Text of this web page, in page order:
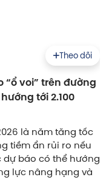
Theo dõi
voi” trên đường
tới 2.100
là năm tăng tốc
tiềm ẩn rủi ro nếu
dự báo có thể hướng
lực nâng hạng và